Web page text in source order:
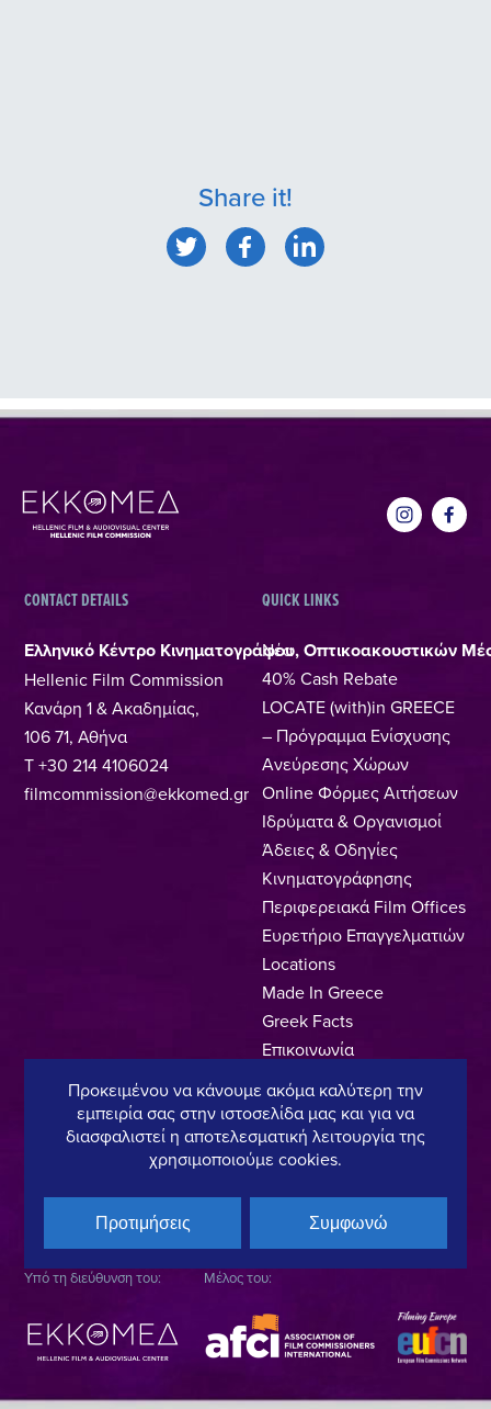
Share it!
CONTACT DETAILS
Ελληνικό Κέντρο Κινηματογράφου, Οπτικοακουστικών
Hellenic Film Commission
Κανάρη 1 & Ακαδημίας,
106 71, Αθήνα
T +30 214 4106024
filmcommission@ekkomed.gr
QUICK LINKS
Νέα
40% Cash Rebate
LOCATE (with)in GREECE
– Πρόγραμμα Ενίσχυσης
Ανεύρεσης Χώρων
Online Φόρμες Αιτήσεων
Ιδρύματα & Οργανισμοί
Άδειες & Οδηγίες
Κινηματογράφησης
Περιφερειακά Film Offices
Ευρετήριο Επαγγελματιών
Locations
Made In Greece
Greek Facts
Επικοινωνία
Πολιτική Απορρήτου Όροι Χρήσης Πολιτική Cookies
Copyright © 2025, Hellenic Film & Audiovisual Center
Υπό τη διεύθυνση του: Μέλος του:
Προκειμένου να κάνουμε ακόμα καλύτερη την
εμπειρία σας στην ιστοσελίδα μας και για να
διασφαλιστεί η αποτελεσματική λειτουργία της
χρησιμοποιούμε cookies.
Προτιμήσεις Συμφωνώ